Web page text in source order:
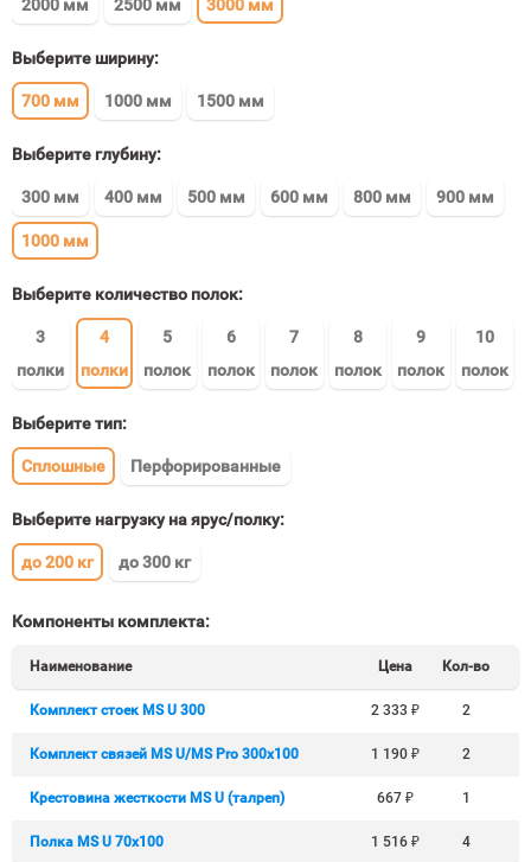
2000 мм 2500 мм 3000 мм
Выберите ширину:
700 мм 1000 мм 1500 мм
Выберите глубину:
300 мм 400 мм 500 мм 600 мм 800 мм 900 мм
1000 мм
Выберите количество полок:
3
полки
4
полки
5
полок
6
полок
7
полок
8
полок
9
полок
10
полок
Выберите тип:
Сплошные Перфорированные
Выберите нагрузку на ярус/полку:
до 200 кг до 300 кг
Компоненты комплекта:
Наименование Цена Кол-во
Комплект стоек MS U 300 2 333 ₽ 2
Комплект связей MS U/MS Pro 300x100 1 190 ₽ 2
Крестовина жесткости MS U (талреп) 667 ₽ 1
Полка MS U 70х100 1 516 ₽ 4